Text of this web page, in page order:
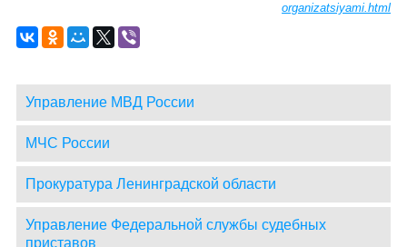
organizatsiyami.html
Управление МВД России
МЧС России
Прокуратура Ленинградской области
Управление Федеральной службы судебных
приставов